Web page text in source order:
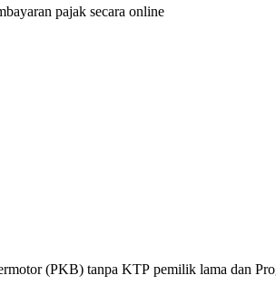
pajak secara online
(PKB) tanpa KTP pemilik lama dan